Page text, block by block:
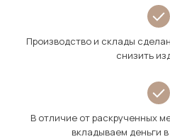
Производство и склады
снизить
В отличие от раскрученных
вкладываем деньги